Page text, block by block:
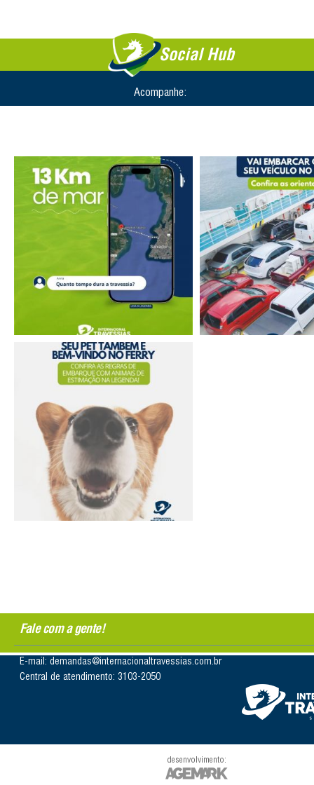
Social Hub
Acompanhe:
Fale com a gente!
E-mail: demandas@internacionaltravessias.com.br
Central de atendimento: 3103-2050
desenvolvimento: